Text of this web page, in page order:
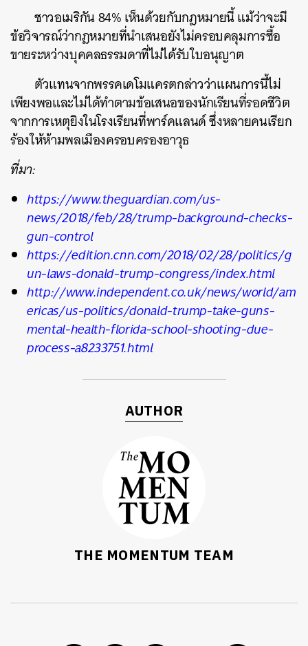
ชาวอเมริกัน 84% เห็นด้วยกับกฎหมายนี้ แม้ว่าจะมี
ข้อวิจารณ์ว่ากฎหมายที่นำเสนอยังไม่ครอบคลุมการซื้อ
ขายระหว่างบุคคลธรรมดาที่ไม่ได้รับใบอนุญาต
ตัวแทนจากพรรคเดโมแครตกล่าวว่าแผนการนี้ไม่
เพียงพอและไม่ได้ทำตามข้อเสนอของนักเรียนที่รอดชีวิต
จากการเหตุยิงในโรงเรียนที่พาร์คแลนด์ ซึ่งหลายคนเรียก
ร้องให้ห้ามพลเมืองครอบครองอาวุธ
ที่มา:
https://www.theguardian.com/us-
news/2018/feb/28/trump-background-checks-
gun-control
https://edition.cnn.com/2018/02/28/politics/g
un-laws-donald-trump-congress/index.html
http://www.independent.co.uk/news/world/am
ericas/us-politics/donald-trump-take-guns-
mental-health-florida-school-shooting-due-
process-a8233751.html
AUTHOR
THE MOMENTUM TEAM